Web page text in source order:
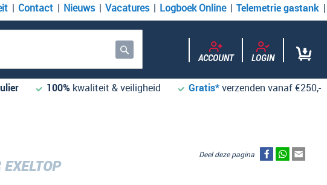
Contact Nieuws Vacatures Logboek Online Telemetrie gastank
Zoek ACCOUNT LOGIN
100% kwaliteit & veiligheid Gratis*verzenden vanaf €250,-
Deel deze pagina